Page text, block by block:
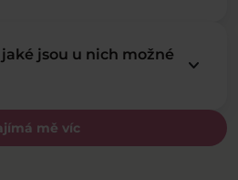
mě víc
jsou u nich možné
keyboard_arrow_down